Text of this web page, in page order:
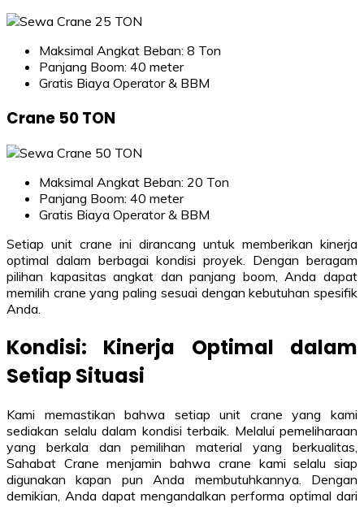
Maksimal Angkat Beban: 8 Ton
Panjang Boom: 40 meter
Gratis Biaya Operator & BBM
Crane 50 TON
Maksimal Angkat Beban: 20 Ton
Panjang Boom: 40 meter
Gratis Biaya Operator & BBM
Setiap unit crane ini dirancang untuk memberikan kinerja
optimal dalam berbagai kondisi proyek. Dengan beragam
pilihan kapasitas angkat dan panjang boom, Anda dapat
memilih crane yang paling sesuai dengan kebutuhan spesifik
Anda.
Kondisi: Kinerja Optimal dalam
Setiap Situasi
Kami memastikan bahwa setiap unit crane yang kami
sediakan selalu dalam kondisi terbaik. Melalui pemeliharaan
yang berkala dan pemilihan material yang berkualitas,
Sahabat Crane menjamin bahwa crane kami selalu siap
digunakan kapan pun Anda membutuhkannya. Dengan
demikian, Anda dapat mengandalkan performa optimal dari